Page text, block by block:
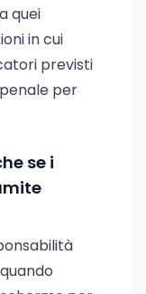
quei
in cui
previsti
per
se i